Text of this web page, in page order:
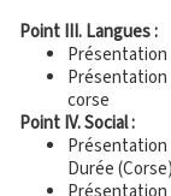
Point III. Langues :
Présentation
corse
Point IV. Social :
Durée